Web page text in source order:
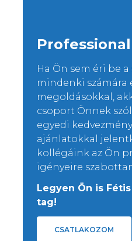
Ha Ön sem éri be a
mindenki számára
megoldásokkal,
csoport Önnek
egyedi
ajánlatokkal
kollégáink az Ön
igényeire
Legyen Ön is
tag!
CSATLAKOZOM